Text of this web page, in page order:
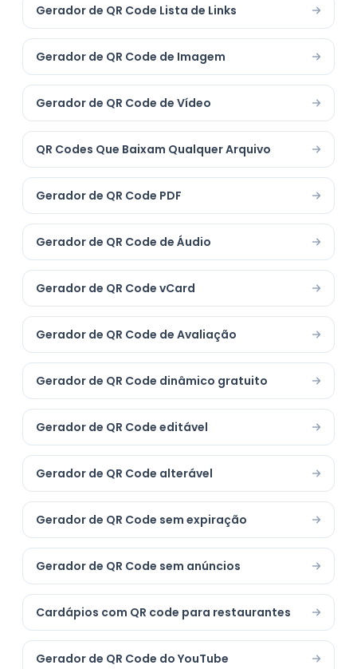
Gerador de QR Code Lista de Links
Gerador de QR Code de Imagem
Gerador de QR Code de Vídeo
QR Codes Que Baixam Qualquer Arquivo
Gerador de QR Code PDF
Gerador de QR Code de Áudio
Gerador de QR Code vCard
Gerador de QR Code de Avaliação
Gerador de QR Code dinâmico gratuito
Gerador de QR Code editável
Gerador de QR Code alterável
Gerador de QR Code sem expiração
Gerador de QR Code sem anúncios
Cardápios com QR code para restaurantes
Gerador de QR Code do YouTube